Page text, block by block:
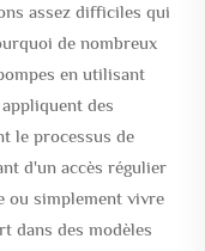
assez difficiles qui
de nombreux
en utilisant
des
le processus de
d'un accès régulier
ou simplement vivre
dans des modèles